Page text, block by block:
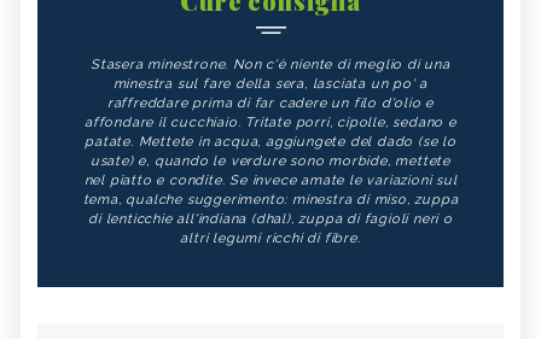
Stasera minestrone. Non c'è niente di meglio di una
minestra sul fare della sera, lasciata un po' a
raffreddare prima di far cadere un filo d'olio e
affondare il cucchiaio. Tritate porri, cipolle, sedano e
patate. Mettete in acqua, aggiungete del dado (se lo
usate) e, quando le verdure sono morbide, mettete
nel piatto e condite. Se invece amate le variazioni sul
tema, qualche suggerimento: minestra di miso, zuppa
di lenticchie all'indiana (dhal), zuppa di fagioli neri o
altri legumi ricchi di fibre.